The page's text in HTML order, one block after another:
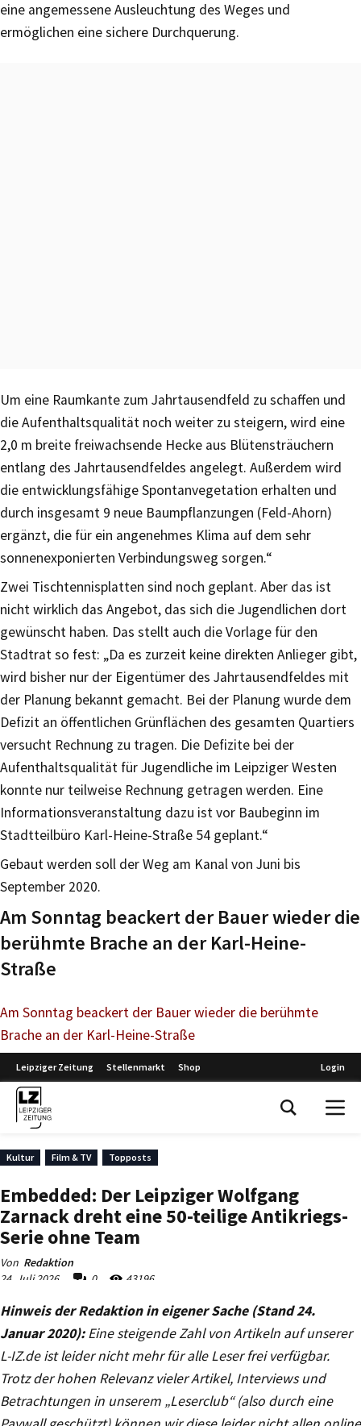
eine angemessene Ausleuchtung des Weges und
ermöglichen eine sichere Durchquerung.
Um eine Raumkante zum Jahrtausendfeld zu schaffen und
die Aufenthaltsqualität noch weiter zu steigern, wird eine
2,0 m breite freiwachsende Hecke aus Blütensträuchern
entlang des Jahrtausendfeldes angelegt. Außerdem wird
die entwicklungsfähige Spontanvegetation erhalten und
durch insgesamt 9 neue Baumpflanzungen (Feld-Ahorn)
ergänzt, die für ein angenehmes Klima auf dem sehr
sonnenexponierten Verbindungsweg sorgen.“
Zwei Tischtennisplatten sind noch geplant. Aber das ist
nicht wirklich das Angebot, das sich die Jugendlichen dort
gewünscht haben. Das stellt auch die Vorlage für den
Stadtrat so fest: „Da es zurzeit keine direkten Anlieger gibt,
wird bisher nur der Eigentümer des Jahrtausendfeldes mit
der Planung bekannt gemacht. Bei der Planung wurde dem
Defizit an öffentlichen Grünflächen des gesamten Quartiers
versucht Rechnung zu tragen. Die Defizite bei der
Aufenthaltsqualität für Jugendliche im Leipziger Westen
konnte nur teilweise Rechnung getragen werden. Eine
Informationsveranstaltung dazu ist vor Baubeginn im
Stadtteilbüro Karl-Heine-Straße 54 geplant.“
Gebaut werden soll der Weg am Kanal von Juni bis
September 2020.
Am Sonntag beackert der Bauer wieder die
berühmte Brache an der Karl-Heine-
Straße
Am Sonntag beackert der Bauer wieder die berühmte
Brache an der Karl-Heine-Straße
Hinweis der Redaktion in eigener Sache (Stand 24.
Januar 2020):Eine steigende Zahl von Artikeln auf unserer
L-IZ.de ist leider nicht mehr für alle Leser frei verfügbar.
Trotz der hohen Relevanz vieler Artikel, Interviews und
Betrachtungen in unserem „Leserclub“ (also durch eine